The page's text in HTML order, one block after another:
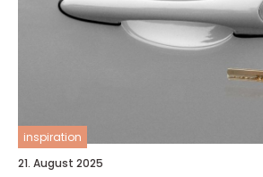
inspiration
21. August 2025